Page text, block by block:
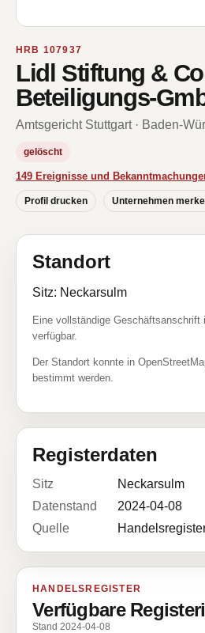
HRB 107937
Lidl Stiftung &
Beteiligungs-
Amtsgericht Stuttgart · Baden-
gelöscht
149 Ereignisse und
Profil drucken Unternehmen
Standort
Sitz: Neckarsulm
Eine vollständige
verfügbar.
Der Standort konnte in
bestimmt werden.
Registerdaten
Sitz
Neckarsulm
Datenstand
2024-04-08
Quelle
HANDELSREGISTER
Verfügbare
Stand 2024-04-08